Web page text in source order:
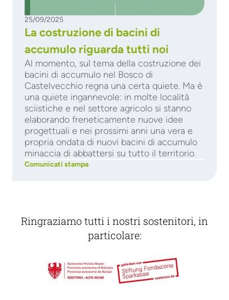
25/09/2025
La costruzione di bacini di
accumulo riguarda tutti noi
Al momento, sul tema della costruzione dei
bacini di accumulo nel Bosco di
Castelvecchio regna una certa quiete. Ma è
una quiete ingannevole: in molte località
sciistiche e nel settore agricolo si stanno
elaborando freneticamente nuove idee
progettuali e nei prossimi anni una vera e
propria ondata di nuovi bacini di accumulo
minaccia di abbattersi su tutto il territorio.
Comunicati stampa
Ringraziamo tutti i nostri sostenitori, in
particolare: